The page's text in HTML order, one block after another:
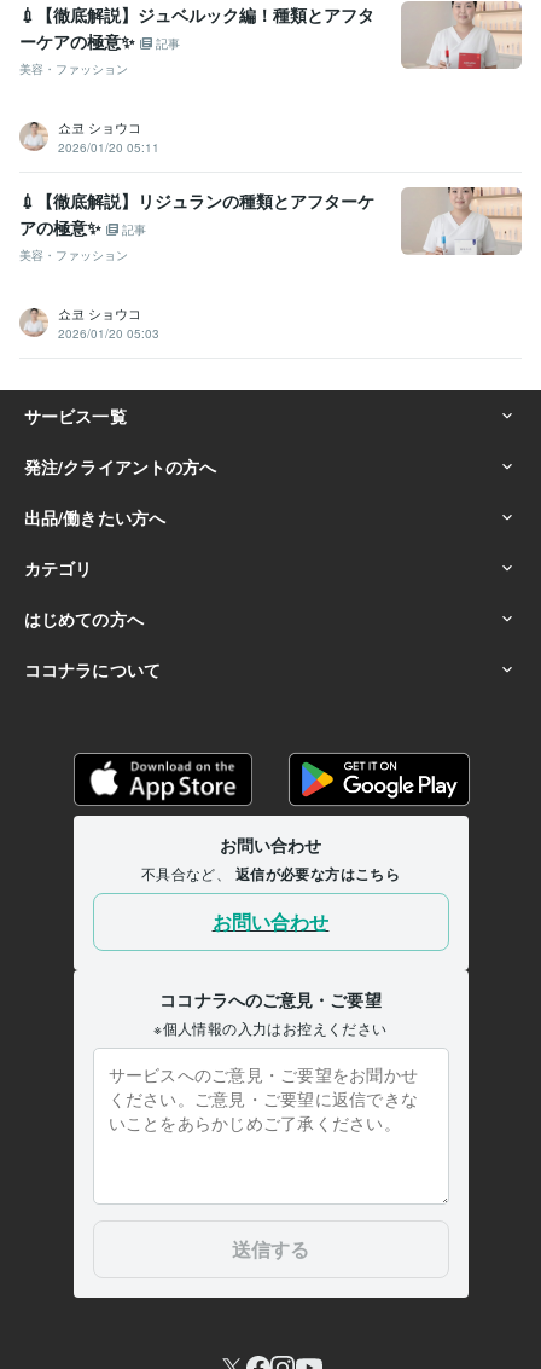
💉【徹底解説】ジュベルック編！種類とアフタ
ーケアの極意✨
記事
美容・ファッション
쇼코 ショウコ
2026/01/20 05:11
💉【徹底解説】リジュランの種類とアフターケ
アの極意✨
記事
美容・ファッション
쇼코 ショウコ
2026/01/20 05:03